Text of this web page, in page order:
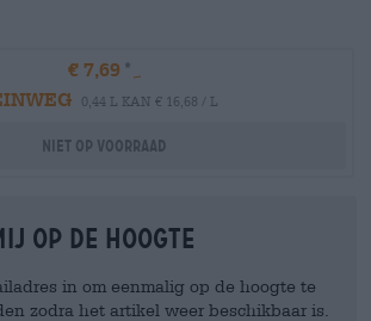
€ 7,69
0,44 L KAN € 16,68 / L
Niet op voorraad
op de hoogte
in om eenmalig op de hoogte te
zodra het artikel weer beschikbaar is.